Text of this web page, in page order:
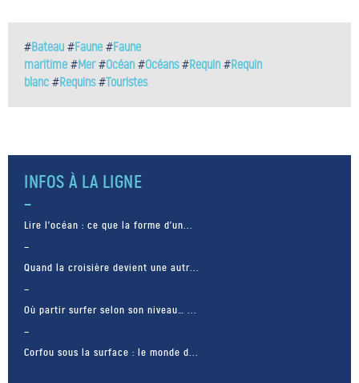
#Bateau #Faune #Faune
maritime #Mer#Océan #Océans#Requin #Requin
blanc #Requins#Touristes
INFOS À LA LIGNE
Lire l’océan : ce que la forme d’un...
Quand la croisière devient une autr...
Où partir surfer selon son niveau… ...
Corfou sous la surface : le monde d...